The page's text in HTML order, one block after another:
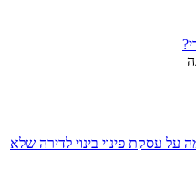
על עסקת פינוי בינוי לדירה שלא